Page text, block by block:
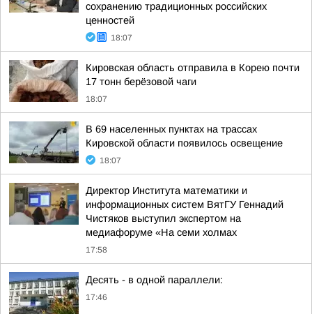
сохранению традиционных российских
ценностей
18:07
Кировская область отправила в Корею почти
17 тонн берёзовой чаги
18:07
В 69 населенных пунктах на трассах
Кировской области появилось освещение
18:07
Директор Института математики и
информационных систем ВятГУ Геннадий
Чистяков выступил экспертом на
медиафоруме «На семи холмах
17:58
Десять - в одной параллели:
17:46